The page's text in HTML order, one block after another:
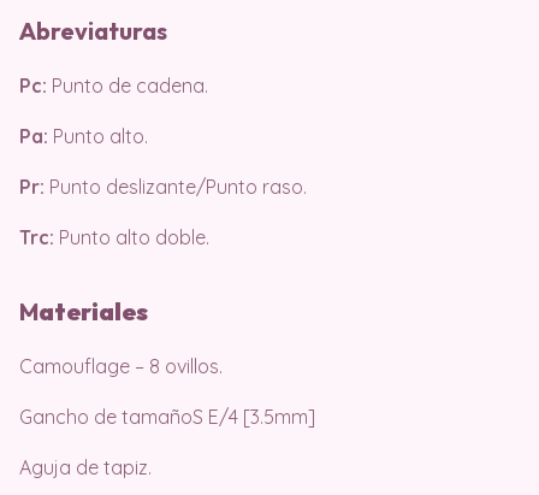
Abreviaturas
Pc: Punto de cadena.
Pa: Punto alto.
Pr: Punto deslizante/Punto raso.
Trc: Punto alto doble.
Materiales
Camouflage – 8 ovillos.
Gancho de tamañoS E/4 [3.5mm]
Aguja de tapiz.